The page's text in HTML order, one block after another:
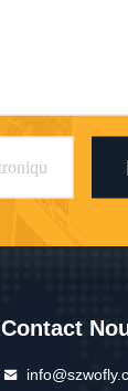
Contact